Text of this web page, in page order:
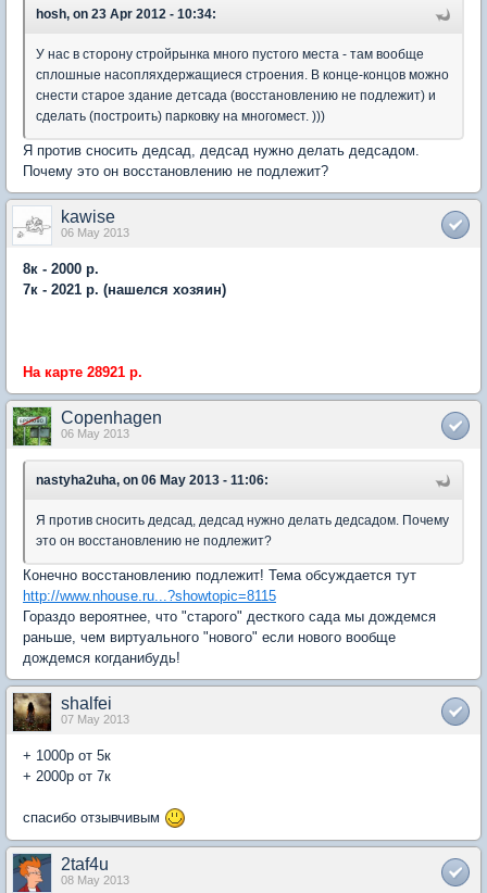
hosh, on 23 Apr 2012 - 10:34:
У нас в сторону стройрынка много пустого места - там вообще
сплошные насопляхдержащиеся строения. В конце-концов можно
снести старое здание детсада (восстановлению не подлежит) и
сделать (построить) парковку на многомест. )))
Я против сносить дедсад, дедсад нужно делать дедсадом.
Почему это он восстановлению не подлежит?
kawise
06 May 2013
8к - 2000 р.
7к - 2021 р. (нашелся хозяин)
На карте 28921 р.
Copenhagen
06 May 2013
nastyha2uha, on 06 May 2013 - 11:06:
Я против сносить дедсад, дедсад нужно делать дедсадом. Почему
это он восстановлению не подлежит?
Конечно восстановлению подлежит! Тема обсуждается тут
http://www.nhouse.ru...?showtopic=8115
Гораздо вероятнее, что "старого" десткого сада мы дождемся
раньше, чем виртуального "нового" если нового вообще
дождемся когданибудь!
shalfei
07 May 2013
+ 1000р от 5к
+ 2000р от 7к
спасибо отзывчивым
2taf4u
08 May 2013